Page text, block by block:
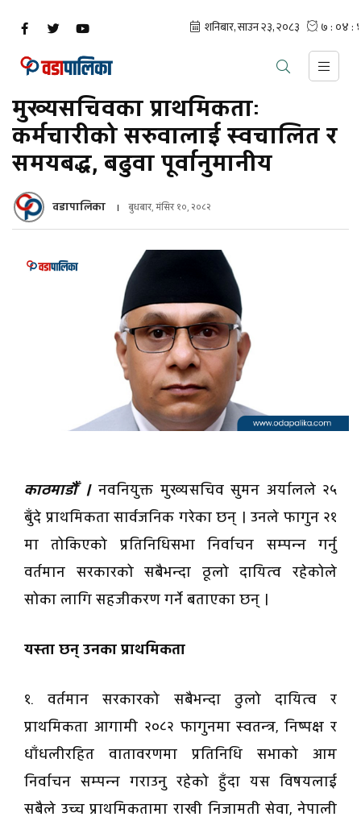
मुख्यसचिवका प्राथमिकताः
कर्मचारीको सरुवालाई स्वचालित र
समयबद्ध, बढुवा पूर्वानुमानीय
वडापालिका बुधबार, मंसिर १०, २०८२
काठमाडौँ । नवनियुक्त मुख्यसचिव सुमन अर्यालले २५
बुँदे प्राथमिकता सार्वजनिक गरेका छन् । उनले फागुन २१
मा तोकिएको प्रतिनिधिसभा निर्वाचन सम्पन्न गर्नु
वर्तमान सरकारको सबैभन्दा ठूलो दायित्व रहेकोले
सोका लागि सहजीकरण गर्ने बताएका छन् ।
यस्ता छन् उनका प्राथमिकता
१. वर्तमान सरकारको सबैभन्दा ठुलो दायित्व र
प्राथमिकता आगामी २०८२ फागुनमा स्वतन्त्र, निष्पक्ष र
धाँधलीरहित वातावरणमा प्रतिनिधि सभाको आम
निर्वाचन सम्पन्न गराउनु रहेको हुँदा यस विषयलाई
सबैले उच्च प्राथमिकतामा राखी निजामती सेवा, नेपाली